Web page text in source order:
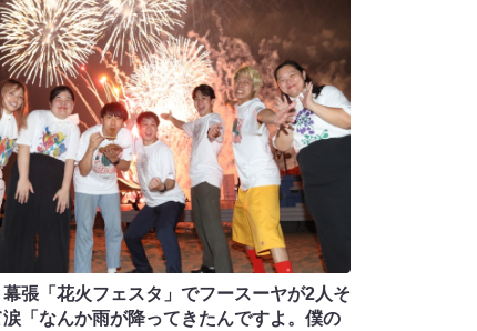
張「花火フェスタ」でフースーヤが2人そ
涙「なんか雨が降ってきたんですよ。僕の